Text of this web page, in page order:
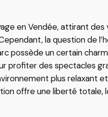
en Vendée, attirant des
la question de
possède un certain
profiter des spectacles
plus relaxant
offre une liberté totale,